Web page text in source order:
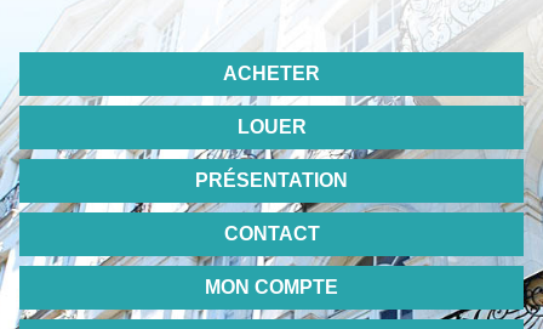
ACHETER
LOUER
PRÉSENTATION
CONTACT
MON COMPTE